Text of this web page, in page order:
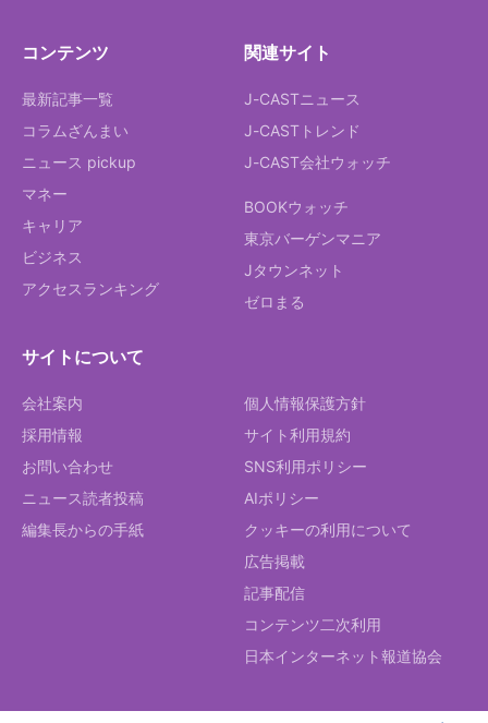
コンテンツ
最新記事一覧
コラムざんまい
ニュース pickup
マネー
キャリア
ビジネス
アクセスランキング
関連サイト
J-CASTニュース
J-CASTトレンド
J-CAST会社ウォッチ
BOOKウォッチ
東京バーゲンマニア
Jタウンネット
ゼロまる
サイトについて
会社案内
採用情報
お問い合わせ
ニュース読者投稿
編集長からの手紙
個人情報保護方針
サイト利用規約
SNS利用ポリシー
AIポリシー
クッキーの利用について
広告掲載
記事配信
コンテンツ二次利用
日本インターネット報道協会